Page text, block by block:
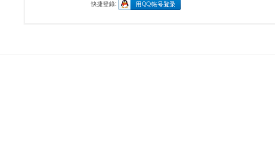
快捷登錄: